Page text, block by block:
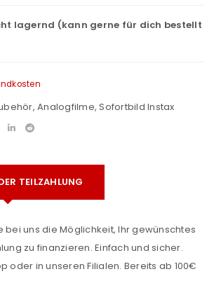
lagernd (kann gerne für dich bestellt
, Analogfilme,Sofortbild Instax
TEILZAHLUNG
bei uns die Möglichkeit, Ihr gewünschtes
zu finanzieren. Einfach und sicher.
oder in unseren Filialen. Bereits ab 100€